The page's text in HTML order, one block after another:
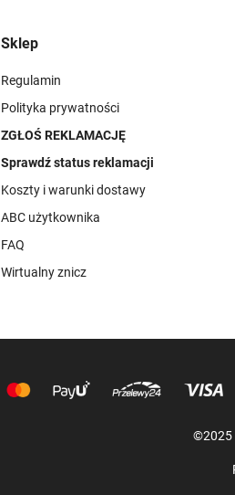
Sklep
Regulamin
Polityka prywatności
ZGŁOŚ REKLAMACJĘ
Sprawdź status reklamacji
Koszty i warunki dostawy
ABC użytkownika
FAQ
Wirtualny znicz
©2025